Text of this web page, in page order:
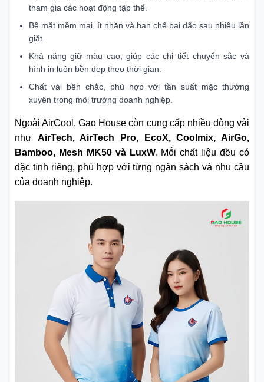
tham gia các hoạt động tập thể.
Bề mặt mềm mại, ít nhăn và hạn chế bai dão sau nhiều lần
giặt.
Khả năng giữ màu cao, giúp các chi tiết chuyển sắc và
hình in luôn bền đẹp theo thời gian.
Chất vải bền chắc, phù hợp với tần suất mặc thường
xuyên trong môi trường doanh nghiệp.
Ngoài AirCool, Gạo House còn cung cấp nhiều dòng vải
như AirTech, AirTech Pro, EcoX, Coolmix, AirGo,
Bamboo, Mesh MK50 và LuxW. Mỗi chất liệu đều có
đặc tính riêng, phù hợp với từng ngân sách và nhu cầu
của doanh nghiệp.